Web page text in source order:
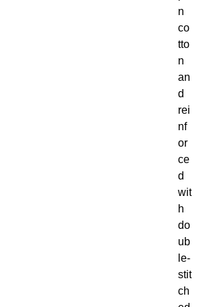
n
co
tto
n
an
d
rei
nf
or
ce
d
wit
h
do
ub
le-
stit
ch